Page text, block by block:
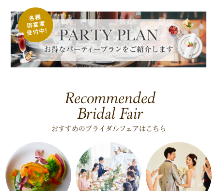
Recommended
Bridal Fair
おすすめのブライダルフェアはこちら